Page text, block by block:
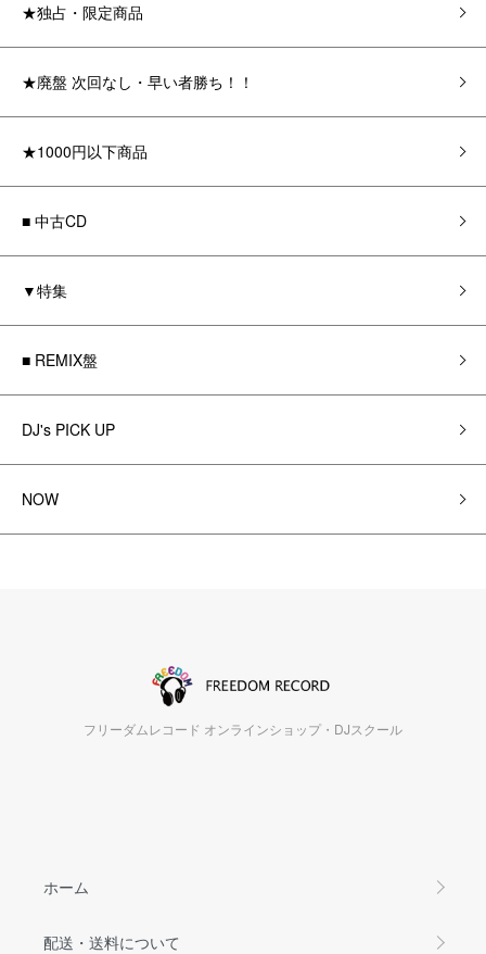
★独占・限定商品
★廃盤 次回なし・早い者勝ち！！
★1000円以下商品
■ 中古CD
▼特集
■ REMIX盤
DJ's PICK UP
NOW
フリーダムレコード オンラインショップ・DJスクール
ホーム
配送・送料について